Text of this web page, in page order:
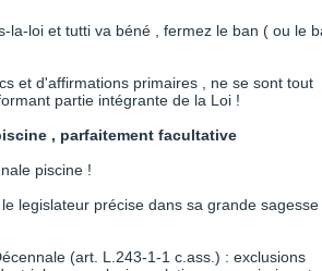
loi et tutti va béné , fermez le ban ( ou le
et d'affirmations primaires , ne se sont tout
partie intégrante de la Loi !
, parfaitement facultative
piscine !
legislateur précise dans sa grande sagesse ,
(art. L.243-1-1 c.ass.) : exclusions